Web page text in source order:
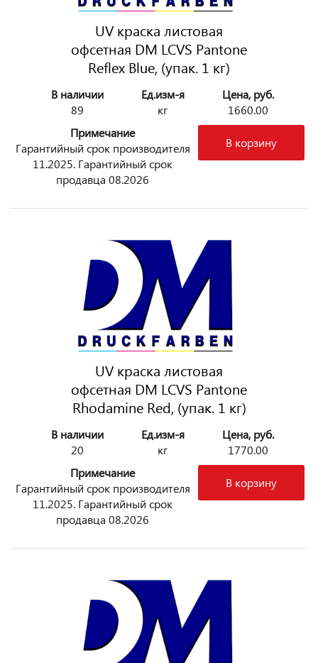
UV краска листовая
офсетная DM LCVS Pantone
Reflex Blue, (упак. 1 кг)
В наличии
89
Ед.изм-я
кг
Цена, руб.
1660.00
Примечание
Гарантийный срок производителя
11.2025. Гарантийный срок
продавца 08.2026
В корзину
UV краска листовая
офсетная DM LCVS Pantone
Rhodamine Red, (упак. 1 кг)
В наличии
20
Ед.изм-я
кг
Цена, руб.
1770.00
Примечание
Гарантийный срок производителя
11.2025. Гарантийный срок
продавца 08.2026
В корзину